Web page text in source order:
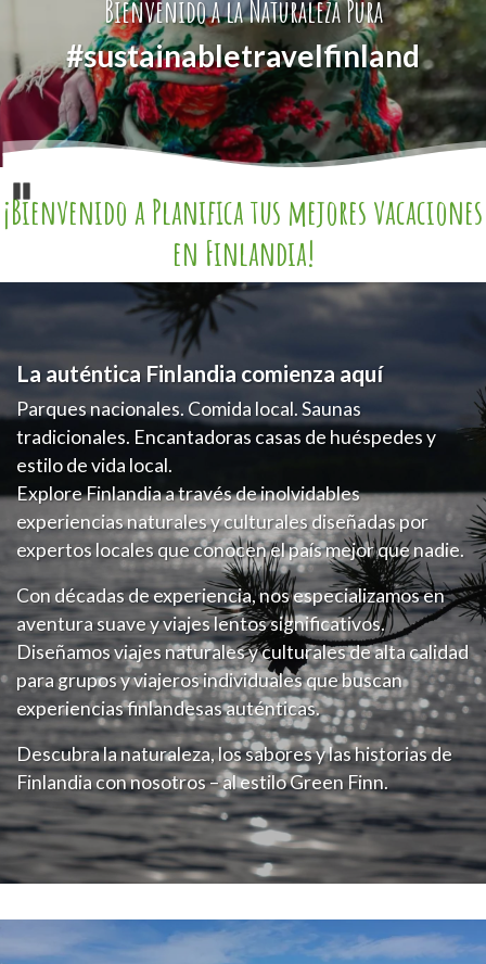
Bienvenido a la Naturaleza Pura
#sustainabletravelfinland
¡Bienvenido a Planifica tus mejores vacaciones
en Finlandia!
La auténtica Finlandia comienza aquí
Parques nacionales. Comida local. Saunas
tradicionales. Encantadoras casas de huéspedes y
estilo de vida local.
Explore Finlandia a través de inolvidables
experiencias naturales y culturales diseñadas por
expertos locales que conocen el país mejor que nadie.
Con décadas de experiencia, nos especializamos en
aventura suave y viajes lentos significativos.
Diseñamos viajes naturales y culturales de alta calidad
para grupos y viajeros individuales que buscan
experiencias finlandesas auténticas.
Descubra la naturaleza, los sabores y las historias de
Finlandia con nosotros – al estilo Green Finn.